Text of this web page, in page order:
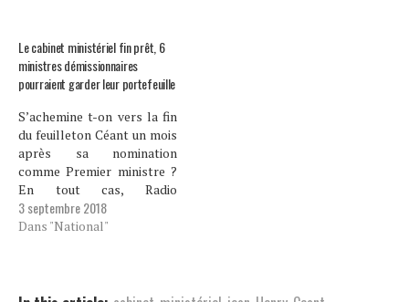
Le cabinet ministériel fin prêt, 6
ministres démissionnaires
pourraient garder leur portefeuille
S’achemine t-on vers la fin
du feuilleton Céant un mois
après sa nomination
comme Premier ministre ?
En tout cas, Radio
Métronome a la primeur de
la liste des ministres
3 septembre 2018
Dans "National"